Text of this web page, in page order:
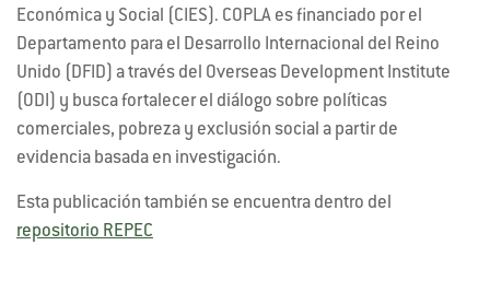
Económica y Social (CIES). COPLA es financiado por el
Departamento para el Desarrollo Internacional del Reino
Unido (DFID) a través del Overseas Development Institute
(ODI) y busca fortalecer el diálogo sobre políticas
comerciales, pobreza y exclusión social a partir de
evidencia basada en investigación.
Esta publicación también se encuentra dentro del
repositorio REPEC